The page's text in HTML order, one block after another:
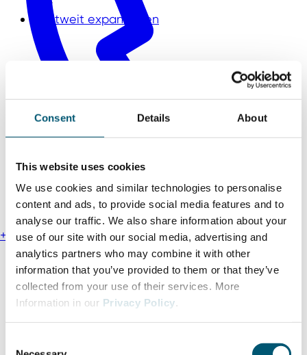
Consent Details About
This website uses cookies
We use cookies and similar technologies to personalise
content and ads, to provide social media features and to
analyse our traffic. We also share information about your
use of our site with our social media, advertising and
analytics partners who may combine it with other
information that you’ve provided to them or that they’ve
collected from your use of their services. More
Information in our Privacy Policy.
Weltweit expandieren
+49 211 13000-0
Anfahrt
Impressum
Datenschutzhinweise
AGB